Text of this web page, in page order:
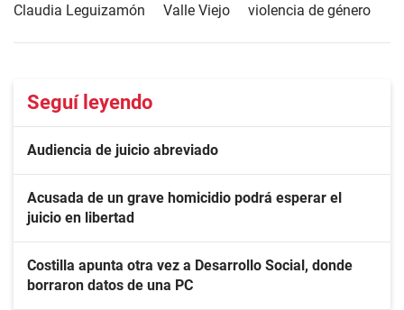
Claudia Leguizamón
Valle Viejo violencia de género
Seguí leyendo
Audiencia de juicio abreviado
Acusada de un grave homicidio podrá esperar el
juicio en libertad
Costilla apunta otra vez a Desarrollo Social, donde
borraron datos de una PC